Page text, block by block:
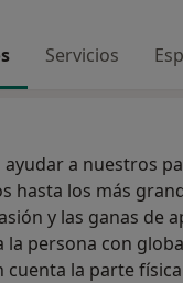
Servicios
a nuestros
hasta los más
y las ganas de
la persona con
la parte